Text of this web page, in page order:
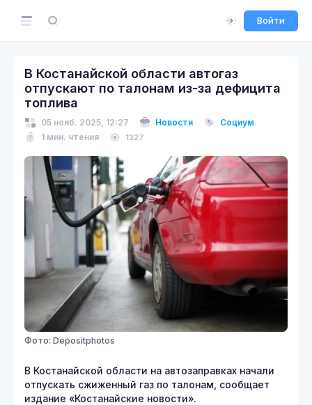
Войти
В Костанайской области автогаз
отпускают по талонам из-за дефицита
топлива
05 нояб. 2025, 12:27 Новости
Социум
1 мин. чтения
1327
Фото: Depositphotos
В Костанайской области на автозаправках начали
отпускать сжиженный газ по талонам, сообщает
издание «Костанайские новости».